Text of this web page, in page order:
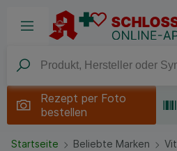
Rezept per Foto
bestellen
Startseite Beliebte Marken